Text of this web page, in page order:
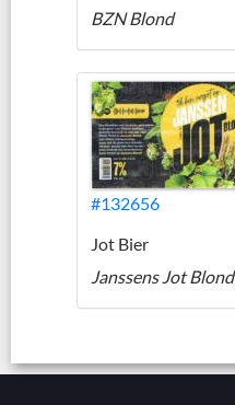
BZN Blond
#132656
Jot Bier
Janssens Jot Blond